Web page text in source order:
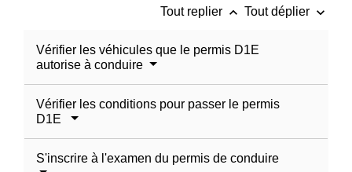
Tout replier keyboard_arrow_up Tout déplier keyboard_arrow_down
Vérifier les véhicules que le permis D1E
autorise à conduire
Vérifier les conditions pour passer le permis
D1E
S'inscrire à l'examen du permis de conduire